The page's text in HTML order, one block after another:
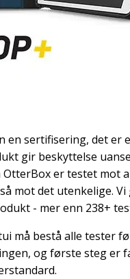
en sertifisering, det er
gir beskyttelse
er testet mot
mot det utenkelige. Vi
- mer enn 238+
må bestå alle tester
og første steg er